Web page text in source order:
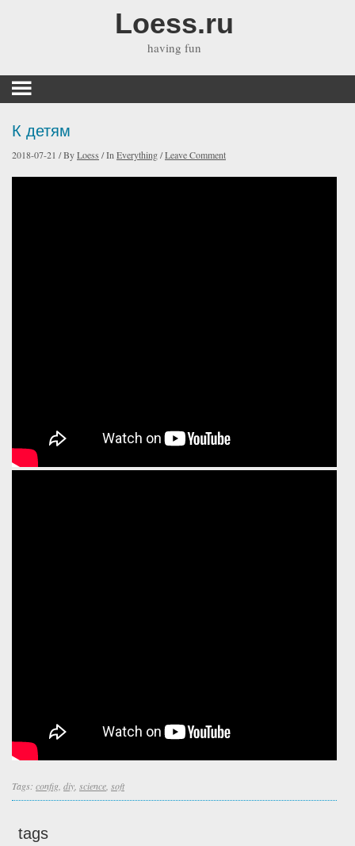
Loess.ru
having fun
К детям
2018-07-21 /ByLoess /In Everything/Leave Comment
Tags: config diy science soft
tags